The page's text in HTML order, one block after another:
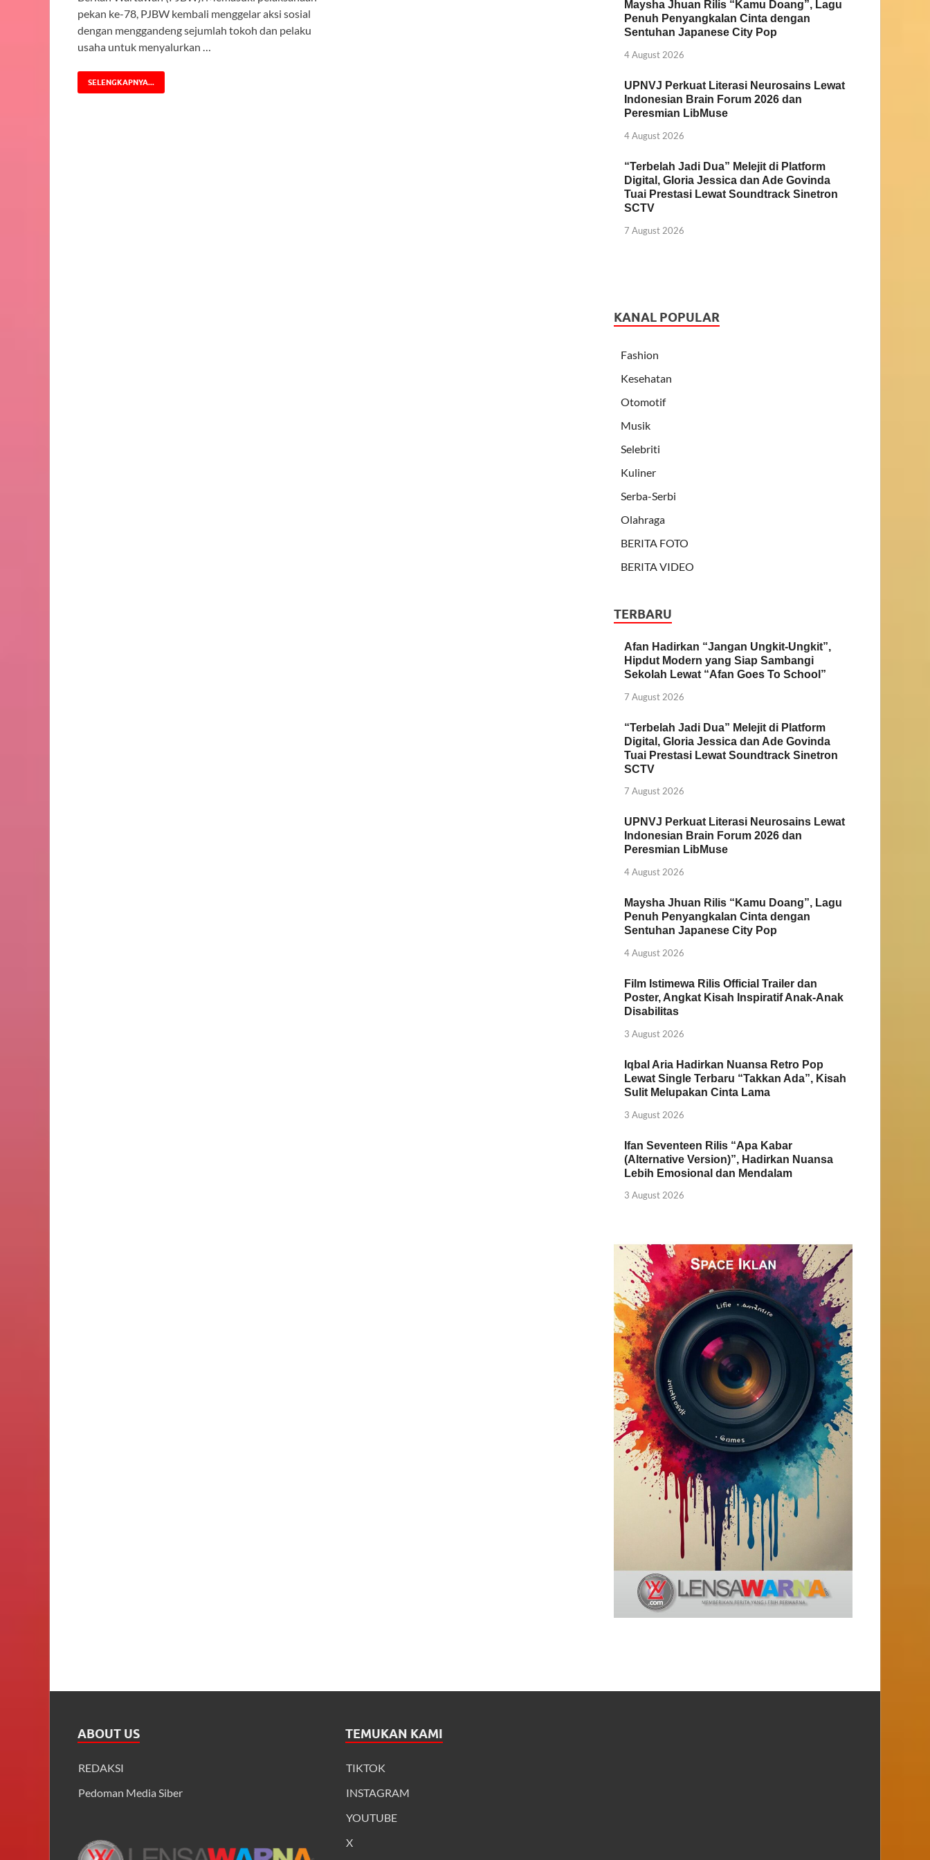
pekan ke-78, PJBW kembali menggelar aksi sosial
dengan menggandeng sejumlah tokoh dan pelaku
usaha untuk menyalurkan …
SELENGKAPNYA...
Maysha Jhuan Rilis “Kamu Doang”, Lagu
Penuh Penyangkalan Cinta dengan
Sentuhan Japanese City Pop
4 August 2026
UPNVJ Perkuat Literasi Neurosains Lewat
Indonesian Brain Forum 2026 dan
Peresmian LibMuse
4 August 2026
“Terbelah Jadi Dua” Melejit di Platform
Digital, Gloria Jessica dan Ade Govinda
Tuai Prestasi Lewat Soundtrack Sinetron
SCTV
7 August 2026
KANAL POPULAR
Fashion
Kesehatan
Otomotif
Musik
Selebriti
Kuliner
Serba-Serbi
Olahraga
BERITA FOTO
BERITA VIDEO
TERBARU
Afan Hadirkan “Jangan Ungkit-Ungkit”,
Hipdut Modern yang Siap Sambangi
Sekolah Lewat “Afan Goes To School”
7 August 2026
“Terbelah Jadi Dua” Melejit di Platform
Digital, Gloria Jessica dan Ade Govinda
Tuai Prestasi Lewat Soundtrack Sinetron
SCTV
7 August 2026
UPNVJ Perkuat Literasi Neurosains Lewat
Indonesian Brain Forum 2026 dan
Peresmian LibMuse
4 August 2026
Maysha Jhuan Rilis “Kamu Doang”, Lagu
Penuh Penyangkalan Cinta dengan
Sentuhan Japanese City Pop
4 August 2026
Film Istimewa Rilis Official Trailer dan
Poster, Angkat Kisah Inspiratif Anak-Anak
Disabilitas
3 August 2026
Iqbal Aria Hadirkan Nuansa Retro Pop
Lewat Single Terbaru “Takkan Ada”, Kisah
Sulit Melupakan Cinta Lama
3 August 2026
Ifan Seventeen Rilis “Apa Kabar
(Alternative Version)”, Hadirkan Nuansa
Lebih Emosional dan Mendalam
3 August 2026
ABOUT US
REDAKSI
Pedoman Media Siber
TEMUKAN KAMI
TIKTOK
INSTAGRAM
YOUTUBE
X